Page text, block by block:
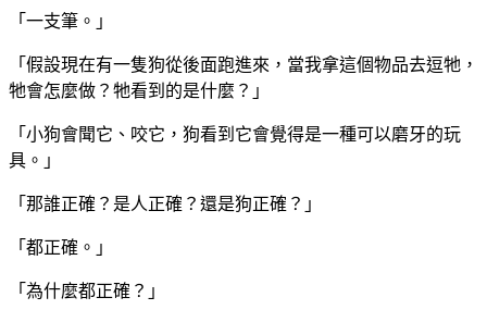
「一支筆。」
「假設現在有一隻狗從後面跑進來，當我拿這個物品去逗牠，
牠會怎麼做？牠看到的是什麼？」
「小狗會聞它、咬它，狗看到它會覺得是一種可以磨牙的玩
具。」
「那誰正確？是人正確？還是狗正確？」
「都正確。」
「為什麼都正確？」